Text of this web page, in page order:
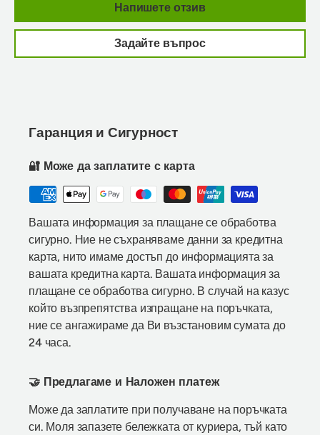
Напишете отзив
Задайте въпрос
Гаранция и Сигурност
🔐 Може да заплатите с карта
Вашата информация за плащане се обработва
сигурно. Ние не съхраняваме данни за кредитна
карта, нито имаме достъп до информацията за
вашата кредитна карта. Вашата информация за
плащане се обработва сигурно. В случай на казус
който възпрепятства изпращане на поръчката,
ние се ангажираме да Ви възстановим сумата до
24 часа.
🤝 Предлагаме и Наложен платеж
Може да заплатите при получаване на поръчката
си. Моля запазете бележката от куриера, тъй като